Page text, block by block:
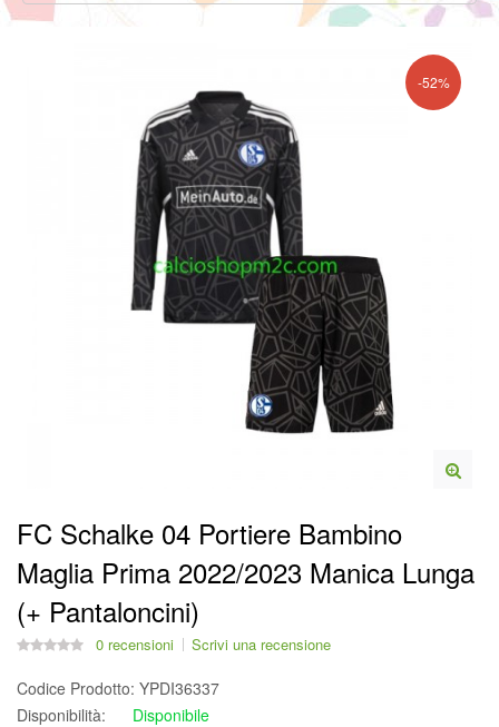
-52%
FC Schalke 04 Portiere Bambino
Maglia Prima 2022/2023 Manica Lunga
(+ Pantaloncini)
0 recensioni Scrivi una recensione
Codice Prodotto: YPDI36337
Disponibilità:
Disponibile